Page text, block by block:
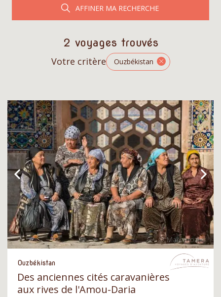
AFFINER MA RECHERCHE
2 voyages trouvés
Votre critère Ouzbékistan
Ouzbékistan
Des anciennes cités caravanières
aux rives de l'Amou-Daria